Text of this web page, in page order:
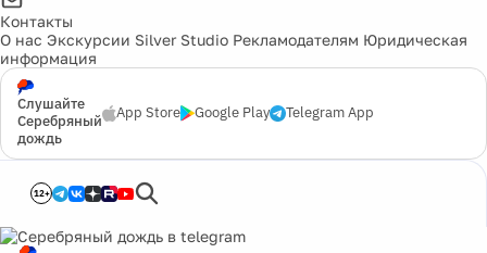
Контакты
О нас Экскурсии Silver Studio Рекламодателям Юридическая
информация
Слушайте
Серебряный
дождь
App Store Google Play Telegram App
12+